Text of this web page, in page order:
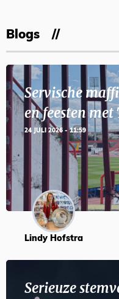
Blogs
Servische
en feesten met
24 JULI 2026 - 11:59
Lindy Hofstra
Serieuze